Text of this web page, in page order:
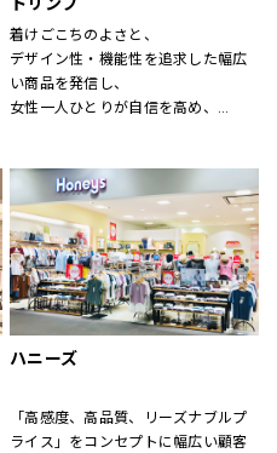
ー(NATURAL LAUNDRY)、グリン
(grin)、トリッペン（trippen）、カン
ペール（CAMPER）、ユウコイマニ
シ（yuko imanishi+）、ボンメゾン
レドラン（CLEDRAN）、アンパサン
ド（Ampersand）、ヒラメキ
（HIRAMEKI）、ビュレ
（BEAURE）、ポンタタ
（POMTATA）、カンポマッジ
（CAMPOMAGGI）、ラノジュエリー
（Lano）、コズリ（Causerie）、サ
ンリット（Sunlit）、タビトジュエリ
(Mallet)
着けごこちのよさと、
デザイン性・機能性を追求した幅広
い商品を発信し、
女性一人ひとりが自信を高め、
ハニーズ
「高感度、高品質、リーズナブルプ
ライス」をコンセプトに幅広い顧客